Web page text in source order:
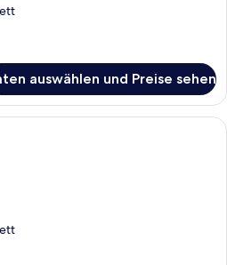
auswählen und Preise sehen
Ein Hotelzimmer mit zwei Betten,